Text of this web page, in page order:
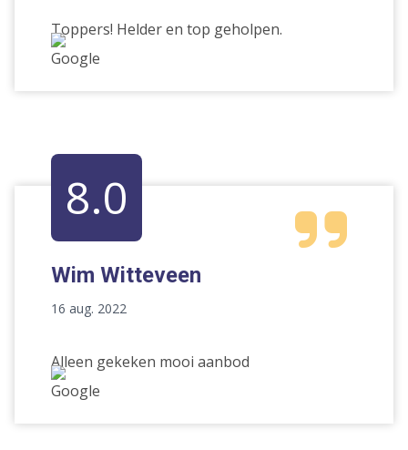
Toppers! Helder en top geholpen.
8.0
Wim Witteveen
16 aug. 2022
Alleen gekeken mooi aanbod